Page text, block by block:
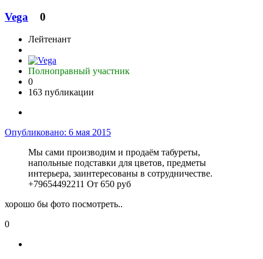
Vega 0
Лейтенант
Полноправный участник
0
163 публикации
Опубликовано: 6 мая 2015
Мы сами производим и продаём табуреты,
напольные подставки для цветов, предметы
интерьера, заинтересованы в сотрудничестве.
+79654492211 От 650 руб
хорошо бы фото посмотреть..
0